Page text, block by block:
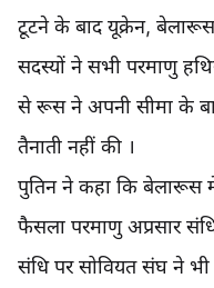
टूटने के बाद यूक्रेन,
सदस्यों ने सभी परमाणु
से रूस ने अपनी सीमा के
तैनाती नहीं की ।
पुतिन ने कहा कि बेलारूस
फैसला परमाणु अप्रसार
संधि पर सोवियत संघ ने